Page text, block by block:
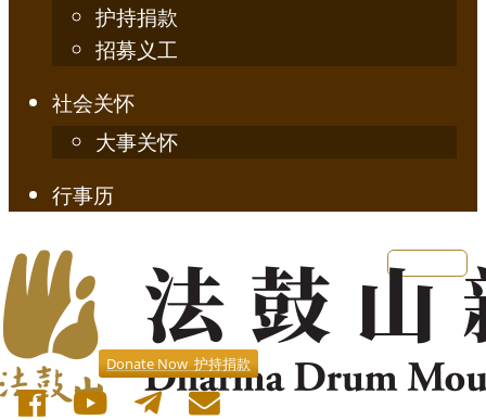
护持捐款
招募义工
社会关怀
大事关怀
行事历
Donate Now 护持捐款